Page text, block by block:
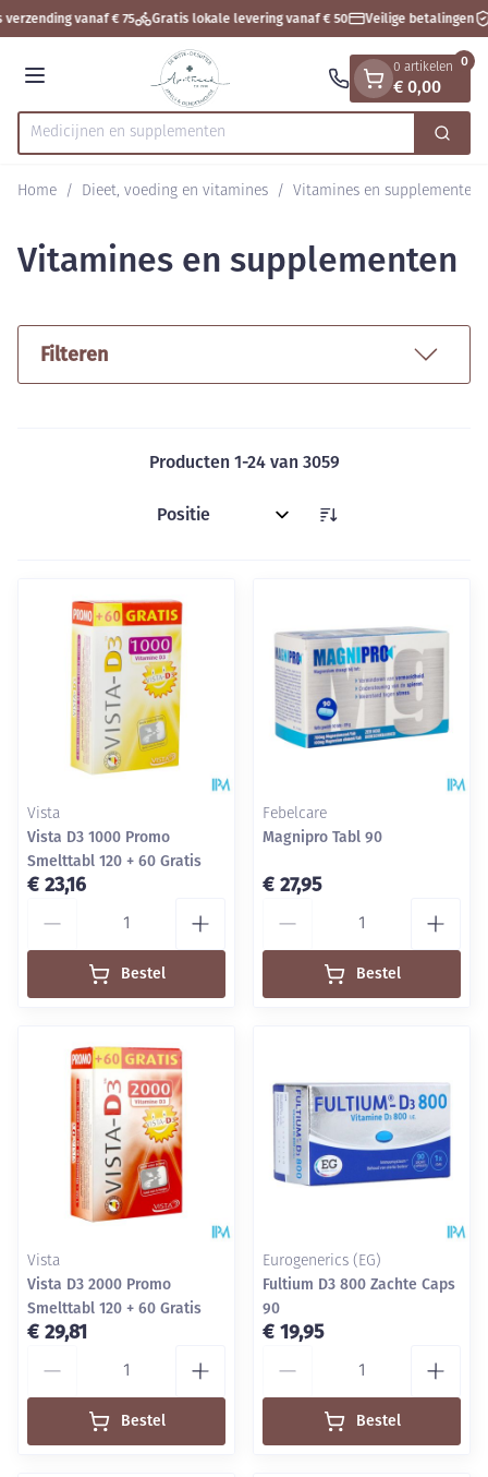
Ga naar de inhoud
1 van 1vanaf € 75 Gratis lokale levering vanaf € 50 Veilige betalingen
Menu
Product, merk, categorie...
Medicij Zoek
0 artikelen
€ 0,00
0
Home / Dieet, voeding en vitamines / Vitamines en supplementen
Vitamines en supplementen
Filteren
Producten 1-24van 3059
Sorteer op:
Vista
Vista D3 1000 Promo
Smelttabl 120 + 60 Gratis
€ 23,16
Bestel
Febelcare
Magnipro Tabl 90
€ 27,95
Bestel
Vista
Vista D3 2000 Promo
Smelttabl 120 + 60 Gratis
€ 29,81
Bestel
Eurogenerics (EG)
Fultium D3 800 Zachte Caps
90
€ 19,95
Bestel